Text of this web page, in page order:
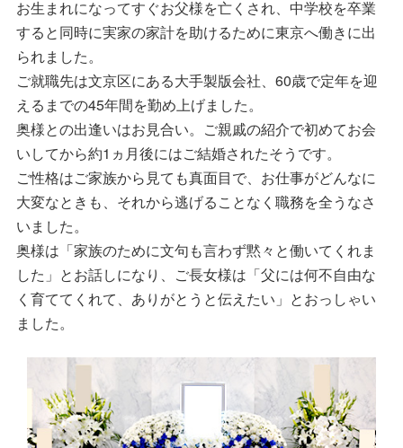
お生まれになってすぐお父様を亡くされ、中学校を卒業
すると同時に実家の家計を助けるために東京へ働きに出
られました。
ご就職先は文京区にある大手製版会社、60歳で定年を迎
えるまでの45年間を勤め上げました。
奥様との出逢いはお見合い。ご親戚の紹介で初めてお会
いしてから約1ヵ月後にはご結婚されたそうです。
ご性格はご家族から見ても真面目で、お仕事がどんなに
大変なときも、それから逃げることなく職務を全うなさ
いました。
奥様は「家族のために文句も言わず黙々と働いてくれま
した」とお話しになり、ご長女様は「父には何不自由な
く育ててくれて、ありがとうと伝えたい」とおっしゃい
ました。